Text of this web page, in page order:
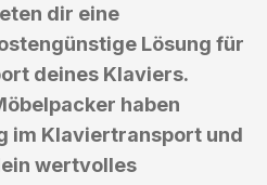
dir eine
Lösung für
deines Klaviers.
haben
im Klaviertransport und
wertvolles